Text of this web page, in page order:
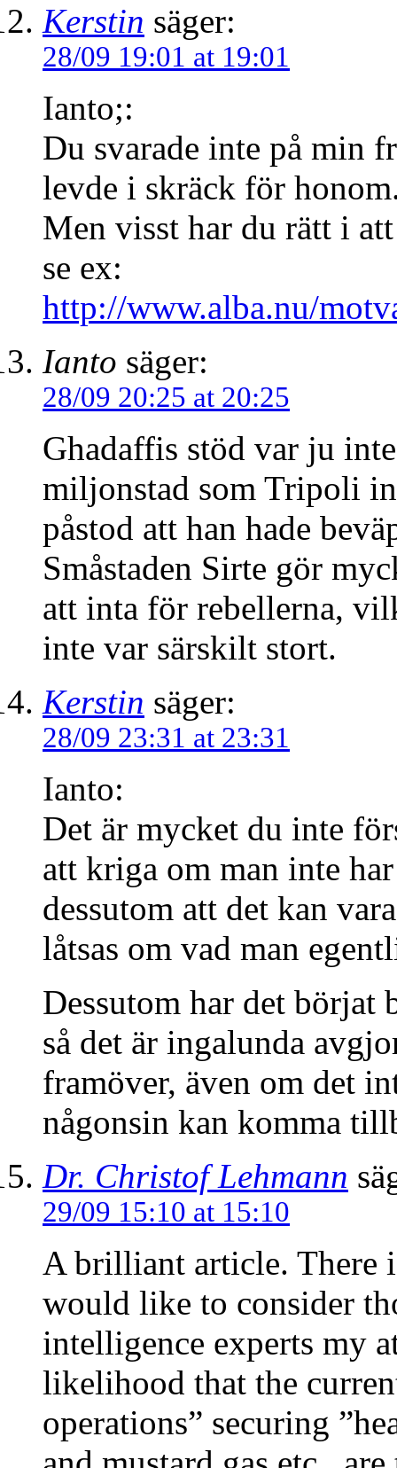
Kerstin säger:
28/09 19:01 at 19:01
Ianto;:
Du svarade inte på min
levde i skräck för
Men visst har du rätt i
se ex:
http://www.alba.nu/
Ianto säger:
28/09 20:25 at 20:25
Ghadaffis stöd var ju
miljonstad som Tripoli
påstod att han hade
Småstaden Sirte gör
att inta för rebellerna,
inte var särskilt stort.
Kerstin säger:
28/09 23:31 at 23:31
Ianto:
Det är mycket du inte
att kriga om man inte
dessutom att det kan
låtsas om vad man
Dessutom har det
så det är ingalunda
framöver, även om det
någonsin kan komma
Dr. Christof Lehmann
29/09 15:10 at 15:10
A brilliant article. There
would like to consider
intelligence experts my
likelihood that the
operations” securing